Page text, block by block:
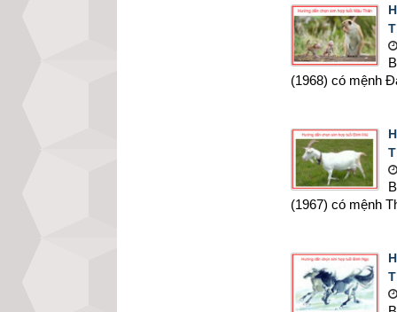
(1968) có mệnh
(1967) có mệnh